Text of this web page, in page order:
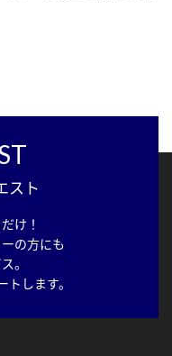
スト
け！
の方にも
。
します。